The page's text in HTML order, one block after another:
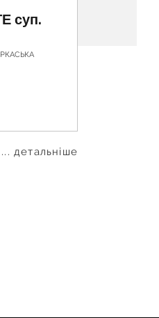
суп.
... детальніше